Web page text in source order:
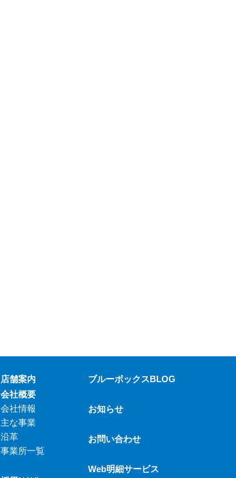
店舗案内
会社概要
会社情報
主な事業
沿革
事業所一覧
ブルーボックスBLOG
お知らせ
お問い合わせ
Web明細サービス